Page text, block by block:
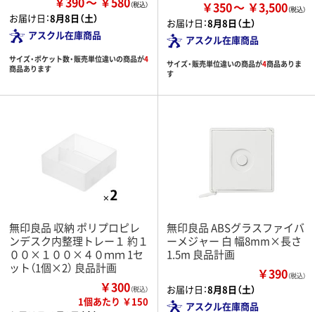
お届け日：8月8日（土）
アスクル在庫商品
サイズ・ポケット数・販売単位違いの商品が4
商品あります
￥350 ￥3,500
お届け日：8月8日（土）
アスクル在庫商品
サイズ・販売単位違いの商品が4商品ありま
す
無印良品 収納 ポリプロピレ
ンデスク内整理トレー１ 約１
００×１００×４０ｍｍ 1セ
ット（1個×2） 良品計画
￥300（税込）
1個あたり ￥150
無印良品 ABSグラスファイバ
ーメジャー 白 幅8mm×長さ
1.5m 良品計画
￥390（税込）
お届け日：8月8日（土）
アスクル在庫商品